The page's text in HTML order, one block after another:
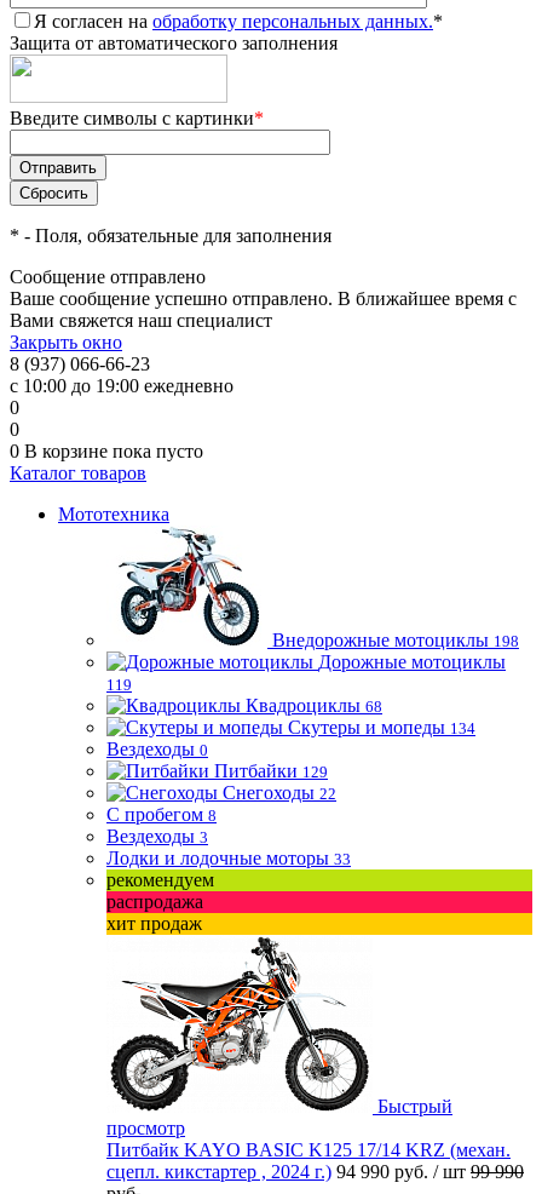
Я согласен на обработку персональных данных.*
Защита от автоматического заполнения
Введите символы с картинки*
* - Поля, обязательные для заполнения
Сообщение отправлено
Ваше сообщение успешно отправлено. В ближайшее время с
Вами свяжется наш специалист
Закрыть окно
8 (937) 066-66-23
с 10:00 до 19:00 ежедневно
0
0
0 В корзине пока пусто
Каталог товаров
Мототехника
Внедорожные мотоциклы 198
Дорожные мотоциклы
119
Квадроциклы 68
Скутеры и мопеды 134
Вездеходы 0
Питбайки 129
Снегоходы 22
С пробегом 8
Вездеходы 3
Лодки и лодочные моторы 33
рекомендуем
распродажа
хит продаж
Быстрый
просмотр
Питбайк KAYO BASIC K125 17/14 KRZ (механ.
сцепл. кикстартер , 2024 г.) 94 990 руб. / шт 99 990